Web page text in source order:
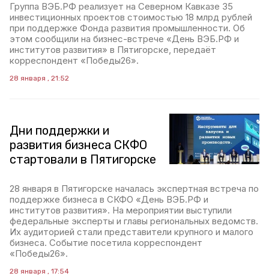
Группа ВЭБ.РФ реализует на Северном Кавказе 35
инвестиционных проектов стоимостью 18 млрд рублей
при поддержке Фонда развития промышленности. Об
этом сообщили на бизнес-встрече «День ВЭБ.РФ и
институтов развития» в Пятигорске, передаёт
корреспондент «Победы26».
28 января , 21:52
Дни поддержки и
развития бизнеса СКФО
стартовали в Пятигорске
28 января в Пятигорске началась экспертная встреча по
поддержке бизнеса в СКФО «День ВЭБ.РФ и
институтов развития». На мероприятии выступили
федеральные эксперты и главы региональных ведомств.
Их аудиторией стали представители крупного и малого
бизнеса. Событие посетила корреспондент
«Победы26».
28 января , 17:54